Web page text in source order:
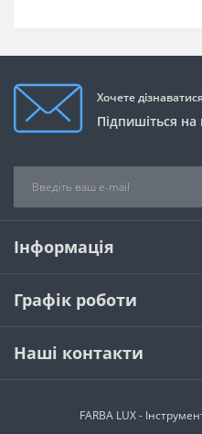
Хочете
Підпишіться
Інформація
Графік роботи
Наші контакти
FARBA LUX -